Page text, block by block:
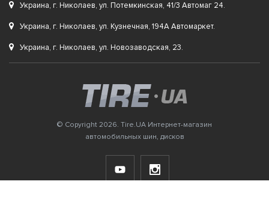
Украина, г. Николаев, ул. Потемкинская, 41/3 Автомаг 24.
Украина, г. Николаев, ул. Кузнечная, 194А Автомаркет.
Украина, г. Николаев, ул. Новозаводская, 23.
© Copyright 2026. Tire.UA Интернет-магазин
автомобильных шин, дисков